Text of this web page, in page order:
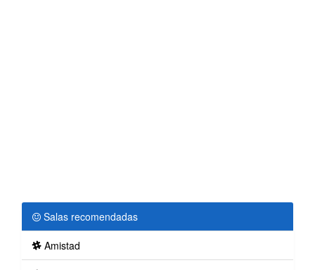
Salas recomendadas
Amistad